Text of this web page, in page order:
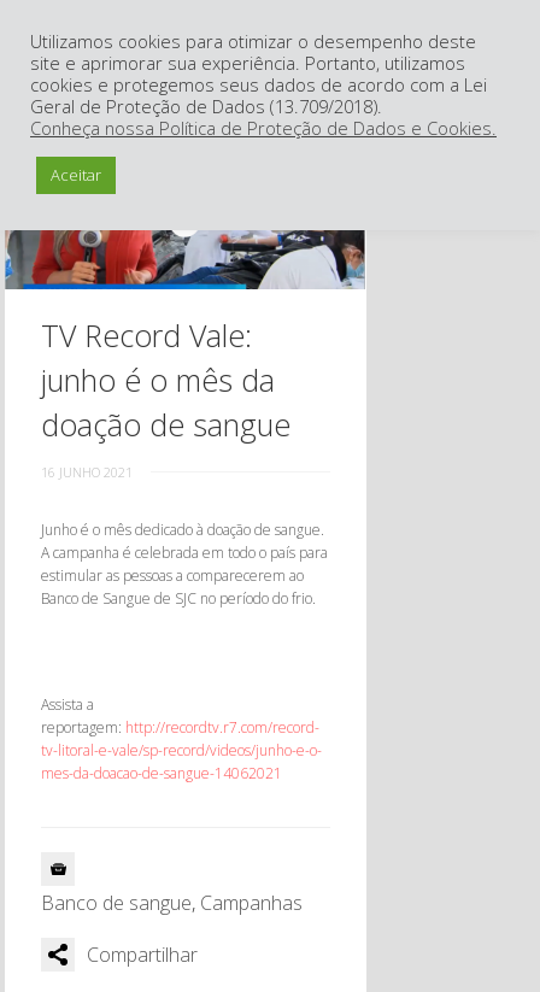
TV Record Vale:
junho é o mês da
doação de sangue
16 JUNHO 2021
Junho é o mês dedicado à doação de sangue.
A campanha é celebrada em todo o país para
estimular as pessoas a comparecerem ao
Banco de Sangue de SJC no período do frio.
Assista a
reportagem: http://recordtv.r7.com/record-
tv-litoral-e-vale/sp-record/videos/junho-e-o-
mes-da-doacao-de-sangue-14062021
Banco de sangue, Campanhas
Compartilhar
Utilizamos cookies para otimizar o desempenho deste
site e aprimorar sua experiência. Portanto, utilizamos
cookies e protegemos seus dados de acordo com a Lei
Geral de Proteção de Dados (13.709/2018).
Conheça nossa Política de Proteção de Dados e Cookies.
Aceitar